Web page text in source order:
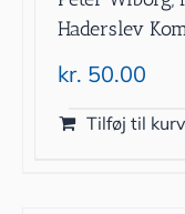
Haderslev
kr. 50.00
Tilføj til kurv